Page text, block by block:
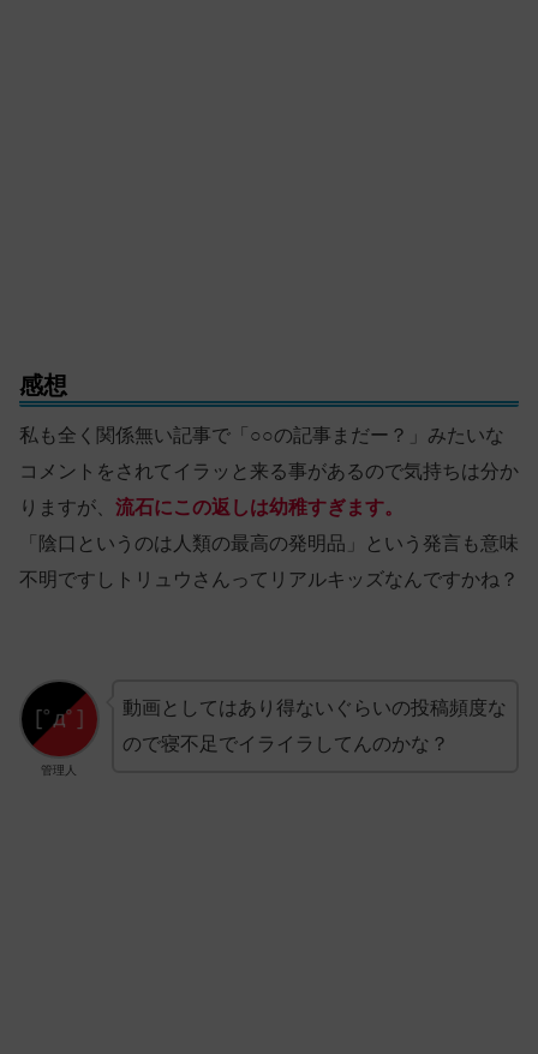
感想
私も全く関係無い記事で「○○の記事まだー？」みたいな
コメントをされてイラッと来る事があるので気持ちは分か
りますが、 流石にこの返しは幼稚すぎます。
「陰口というのは人類の最高の発明品」という発言も意味
不明ですしトリュウさんってリアルキッズなんですかね？
管理人
動画としてはあり得ないぐらいの投稿頻度な
ので寝不足でイライラしてんのかな？